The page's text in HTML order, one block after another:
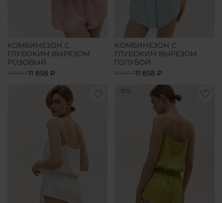
КОМБИНЕЗОН С
ГЛУБОКИМ ВЫРЕЗОМ
РОЗОВЫЙ
13 950 ₽11 858 ₽
КОМБИНЕЗОН С
ГЛУБОКИМ ВЫРЕЗОМ
ГОЛУБОЙ
13 950 ₽11 858 ₽
-15%